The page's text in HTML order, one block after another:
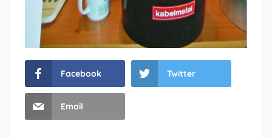
Facebook Twitter
Email